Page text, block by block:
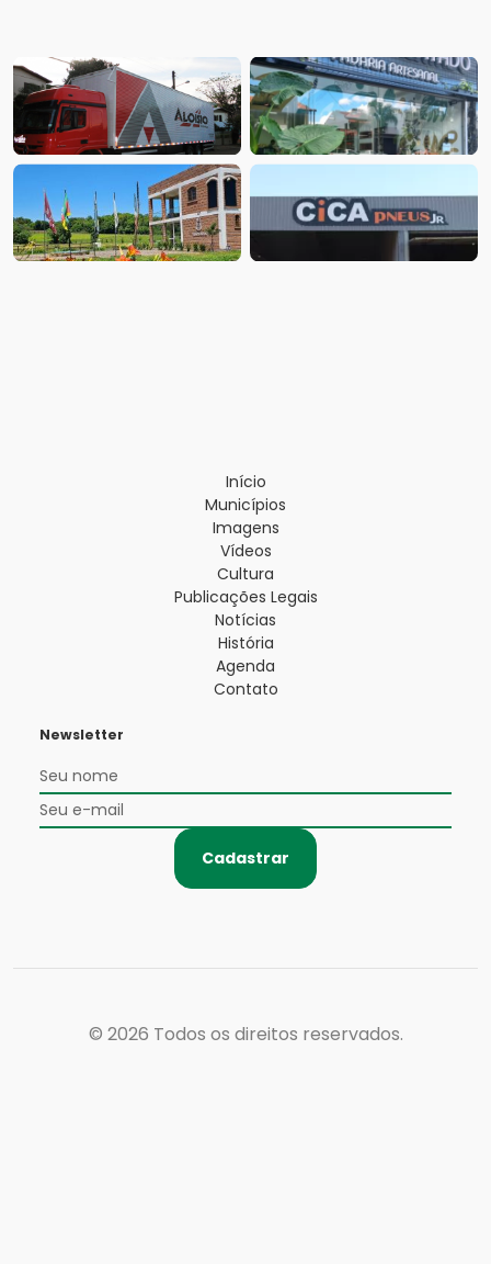
Início
Municípios
Imagens
Vídeos
Cultura
Publicações Legais
Notícias
História
Agenda
Contato
Newsletter
Cadastrar
© 2026 Todos os direitos reservados.